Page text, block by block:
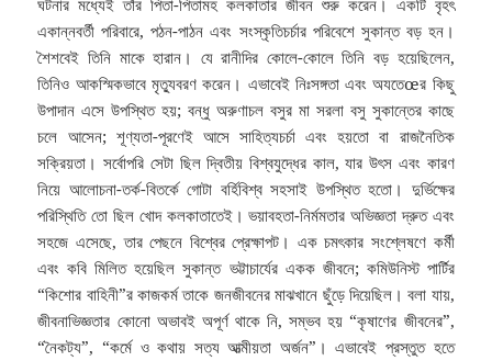
ঘটনার মধ্যেই তাঁর পিতা-পিতামহ কলকাতার জীবন শুরু করেন। একটি বৃহৎ
একান্নবর্তী পরিবারে, পঠন-পাঠন এবং সংস্কৃতিচর্চার পরিবেশে সুকান্ত বড় হন।
শৈশবেই তিনি মাকে হারান। যে রানীদির কোলে-কোলে তিনি বড় হয়েছিলেন,
তিনিও আকস্মিকভাবে মৃত্যুবরণ করেন। এভাবেই নিঃসঙ্গতা এবং অযতেœর কিছু
উপাদান এসে উপস্থিত হয়; বন্ধু অরুণাচল বসুর মা সরলা বসু সুকান্তের কাছে
চলে আসেন; শূণ্যতা-পূরণেই আসে সাহিত্যচর্চা এবং হয়তো বা রাজনৈতিক
সক্রিয়তা। সর্বোপরি সেটা ছিল দ্বিতীয় বিশ্বযুদ্ধের কাল, যার উৎস এবং কারণ
নিয়ে আলোচনা-তর্ক-বিতর্কে গোটা বর্হিবিশ্ব সহসাই উপস্থিত হতো। দুর্ভিক্ষের
পরিস্থিতি তো ছিল খোদ কলকাতাতেই। ভয়াবহতা-নির্মমতার অভিজ্ঞতা দ্রুত এবং
সহজে এসেছে, তার পেছনে বিশ্বের প্রেক্ষাপট। এক চমৎকার সংশ্লেষণে কর্মী
এবং কবি মিলিত হয়েছিল সুকান্ত ভট্টাচার্যের একক জীবনে; কমিউনিস্ট পার্টির
“কিশোর বাহিনী”র কাজকর্ম তাকে জনজীবনের মাঝখানে ছুঁড়ে দিয়েছিল। বলা যায়,
জীবনাভিজ্ঞতার কোনো অভাবই অপূর্ণ থাকে নি, সম্ভব হয় “কৃষাণের জীবনের”,
“নৈকট্য”, “কর্মে ও কথায় সত্য আত্মীয়তা অর্জন”। এভাবেই প্রস্তুত হতে